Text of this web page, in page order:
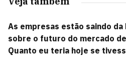
As empresas estão saindo da
sobre o futuro do mercado
Quanto eu teria hoje se